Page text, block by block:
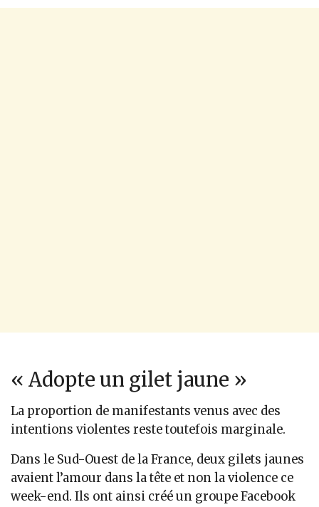
« Adopte un gilet jaune »
La proportion de manifestants venus avec des
intentions violentes reste toutefois marginale.
Dans le Sud-Ouest de la France, deux gilets jaunes
avaient l’amour dans la tête et non la violence ce
week-end. Ils ont ainsi créé un groupe Facebook